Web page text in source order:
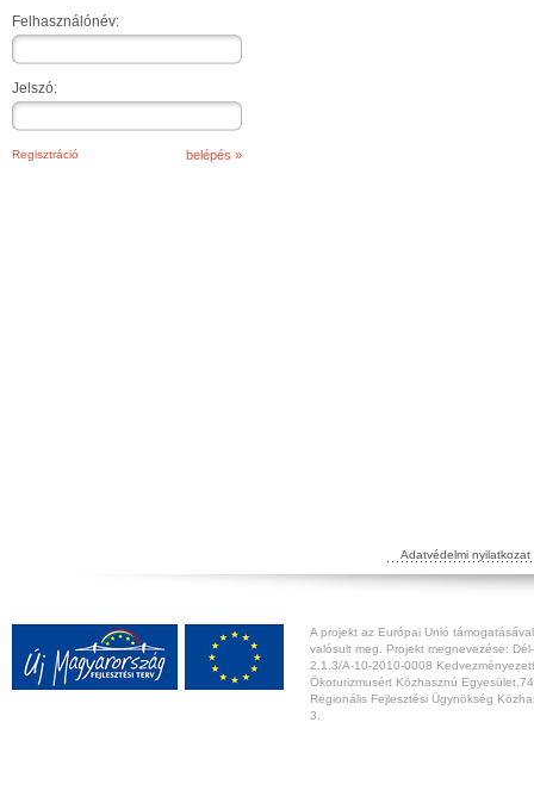
Felhasználónév:
Jelszó:
Regisztráció
Adatvédelmi nyilatkozat
A projekt az Európai Unió
valósult meg. Projekt megnevezése:
2.1.3/A-10-2010-0008
Ökoturizmusért Közhasznú
Regionális Fejlesztési Ügynökség
3.